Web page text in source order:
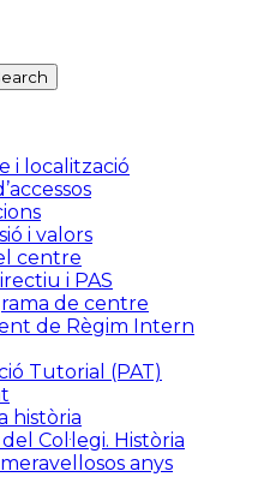
i localització
i valors
centre
i PAS
de centre
de Règim Intern
Tutorial (PAT)
història
Col·legi. Història
anys